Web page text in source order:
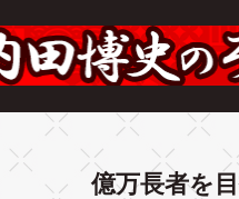
億万長者を